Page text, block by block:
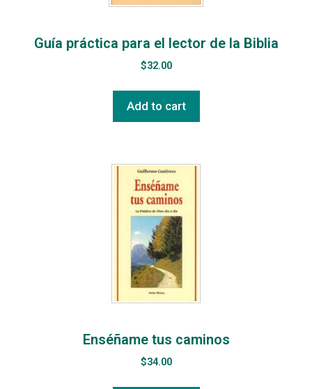
Guía práctica para el lector de la Biblia
$32.00
Add to cart
Enséñame tus caminos
$34.00